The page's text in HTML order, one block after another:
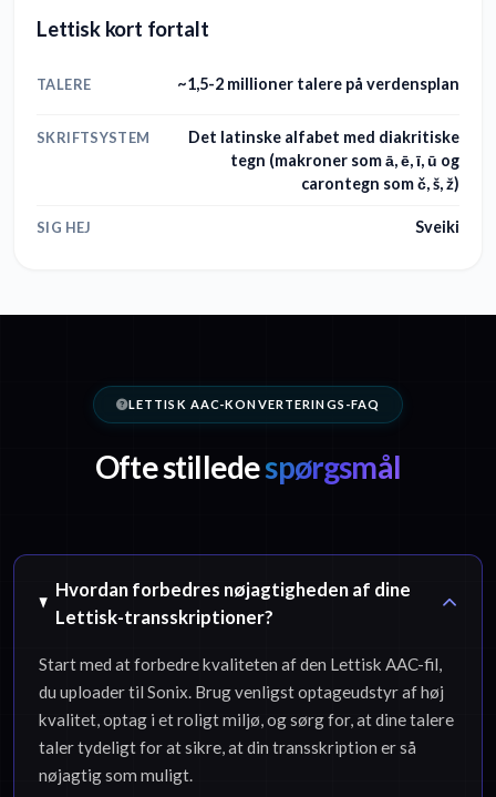
Lettisk kort fortalt
TALERE ~1,5-2 millioner talere på verdensplan
SKRIFTSYSTEM
Det latinske alfabet med diakritiske
tegn (makroner som ā, ē, ī, ū og
carontegn som č, š, ž)
SIG HEJ Sveiki
LETTISK AAC-KONVERTERINGS-FAQ
Ofte stilledespørgsmål
Hvordan forbedres nøjagtigheden af dine
Lettisk-transskriptioner?
Start med at forbedre kvaliteten af den Lettisk AAC-fil,
du uploader til Sonix. Brug venligst optageudstyr af høj
kvalitet, optag i et roligt miljø, og sørg for, at dine talere
taler tydeligt for at sikre, at din transskription er så
nøjagtig som muligt.